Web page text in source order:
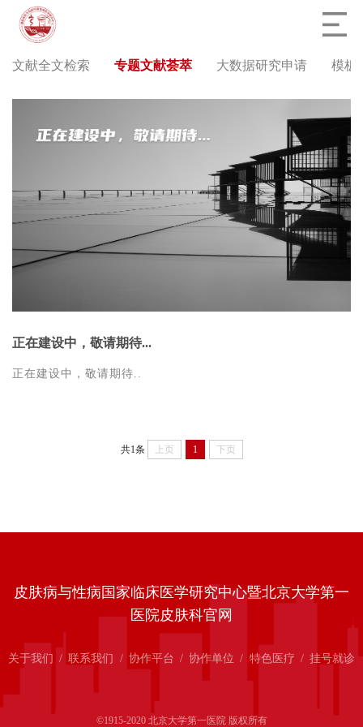
文献全文检索 专题文献荟萃 大数据研究申请 模板
正在建设中，敬请期待...​
正在建设中，敬请期待..
共1条 上页 1 下页
皮肤病与性病国家临床医学研究中心暨北京大学第一
医院皮肤科官网
关于我们 / 联系我们 / 协作平台 / 协作单位 / 特色医疗 / 挂号就诊
©1915-2020 北京大学第一医院 版权所有